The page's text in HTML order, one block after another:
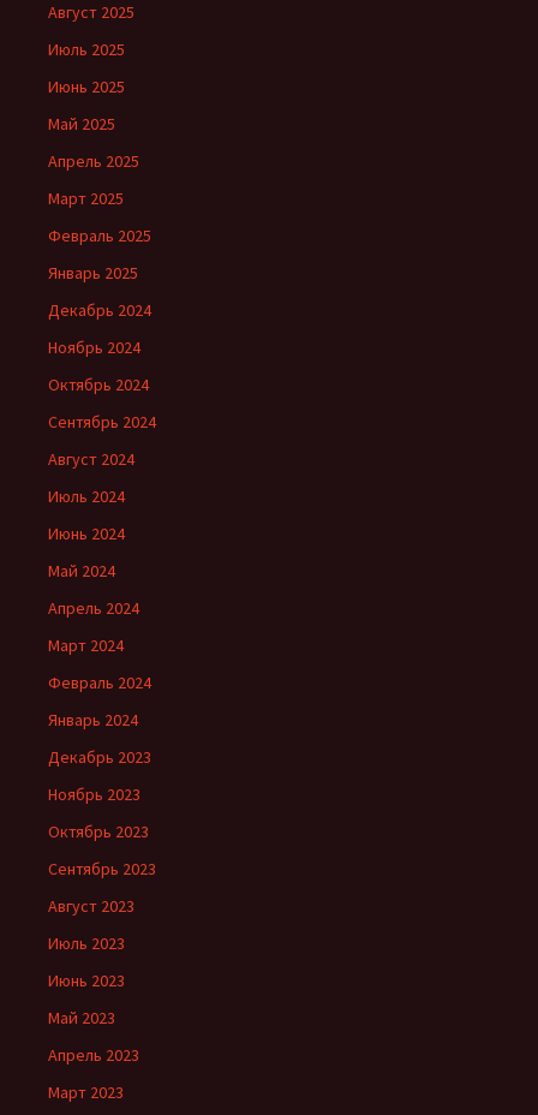
Август 2025
Июль 2025
Июнь 2025
Май 2025
Апрель 2025
Март 2025
Февраль 2025
Январь 2025
Декабрь 2024
Ноябрь 2024
Октябрь 2024
Сентябрь 2024
Август 2024
Июль 2024
Июнь 2024
Май 2024
Апрель 2024
Март 2024
Февраль 2024
Январь 2024
Декабрь 2023
Ноябрь 2023
Октябрь 2023
Сентябрь 2023
Август 2023
Июль 2023
Июнь 2023
Май 2023
Апрель 2023
Март 2023